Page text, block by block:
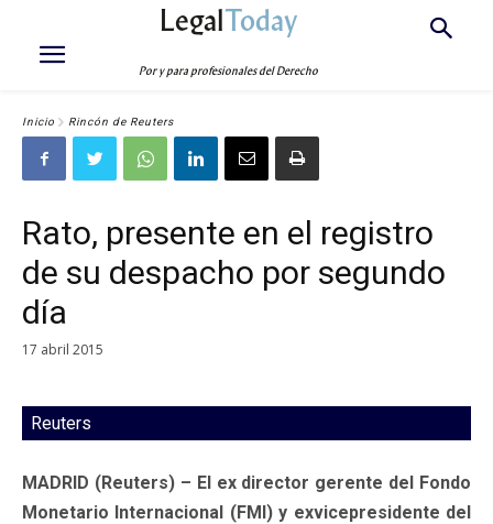
LegalToday
Por y para profesionales del Derecho
Inicio Rincón de Reuters
Rato, presente en el registro
de su despacho por segundo
día
17 abril 2015
Reuters
MADRID (Reuters) – El ex director gerente del Fondo
Monetario Internacional (FMI) y exvicepresidente del